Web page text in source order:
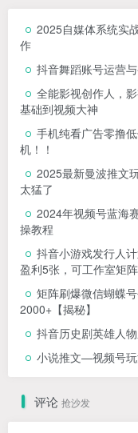
2025自媒体系统实
作
抖音舞蹈账号运营
全能影视创作人，
基础到视频大神
手机纯看广告零撸
机！！
2025最新曼波推文
太猛了
2024年视频号蓝海
操教程
抖音小游戏发行人
盈利5张，可工作室矩
矩阵刷爆微信蝴蝶
2000+【揭秘】
抖音历史剧英雄人
小说推文—视频号
评论 抢沙发